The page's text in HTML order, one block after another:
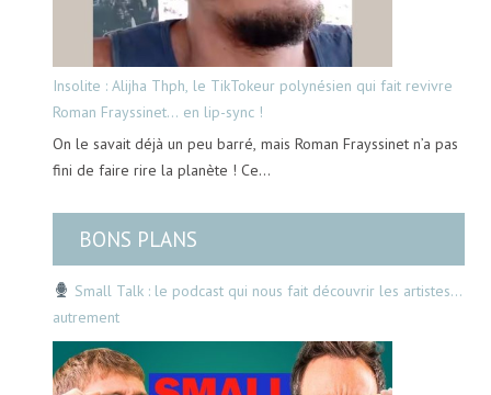
Insolite : Alijha Thph, le TikTokeur polynésien qui fait revivre
Roman Frayssinet… en lip-sync !
On le savait déjà un peu barré, mais Roman Frayssinet n’a pas
fini de faire rire la planète ! Ce…
BONS PLANS
Small Talk : le podcast qui nous fait découvrir les artistes…
autrement